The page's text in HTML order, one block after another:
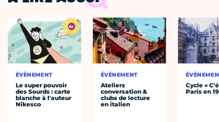
ÉVÈNEMENT
Le super pouvoir
des Sourds : carte
blanche à l'auteur
Nikesco
ÉVÈNEMENT
Ateliers
conversation &
clubs de lecture
en italien
Cycle «
Paris en